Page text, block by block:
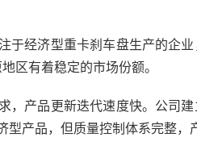
于经济型重卡刹车盘生产的企
区有着稳定的市场份额。
，产品更新迭代速度快。公司
产品，但质量控制体系完整，